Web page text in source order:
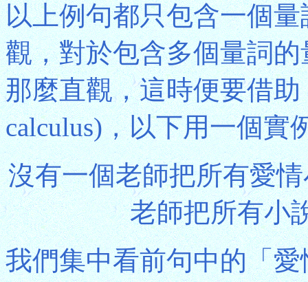
以上例句都只包含一個
觀，對於包含多個量詞
那麼直觀，這時便要借
calculus)，以下用一個實
沒有一個老師把所有愛
老師把所有
我們集中看前句中的「